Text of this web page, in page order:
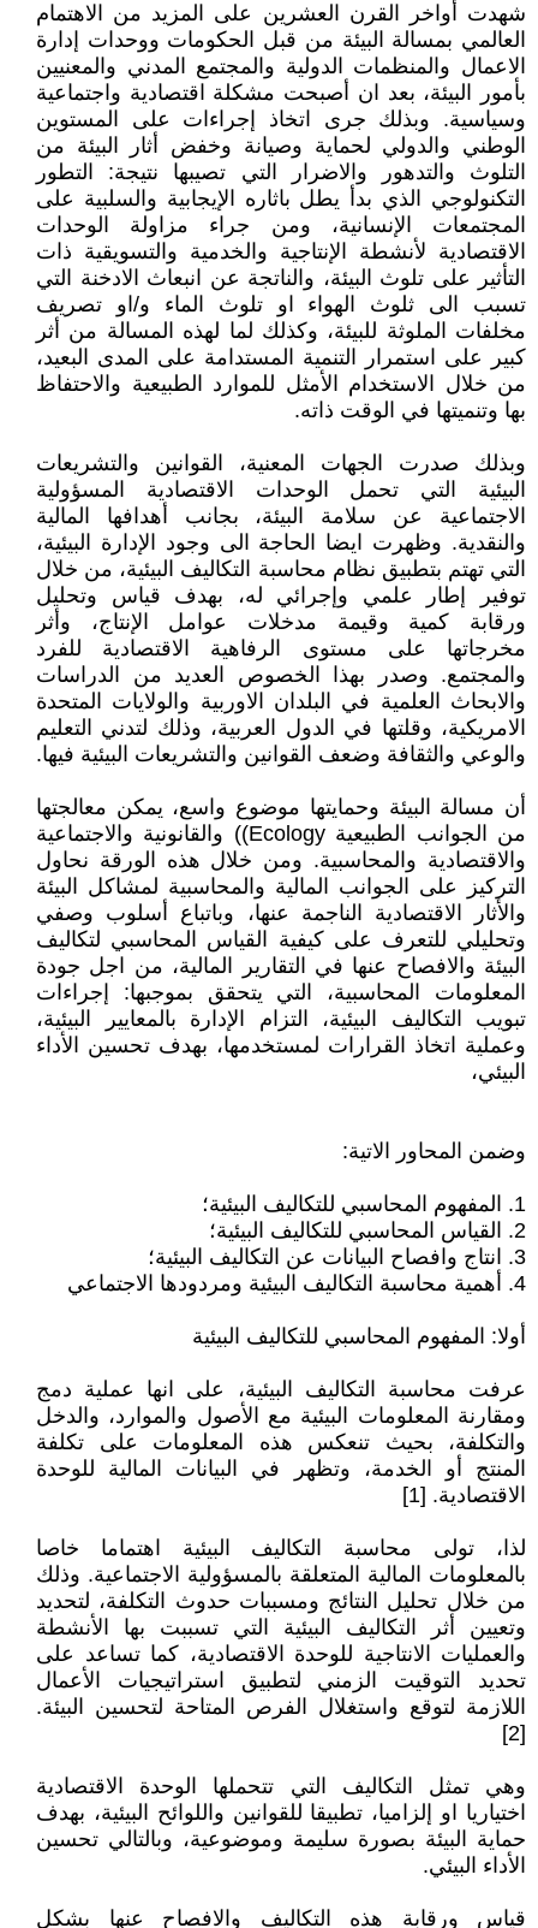
شهدت أواخر القرن العشرين على المزيد من الاهتمام
العالمي بمسالة البيئة من قبل الحكومات ووحدات إدارة
الاعمال والمنظمات الدولية والمجتمع المدني والمعنيين
بأمور البيئة، بعد ان أصبحت مشكلة اقتصادية واجتماعية
وسياسية. وبذلك جرى اتخاذ إجراءات على المستوين
الوطني والدولي لحماية وصيانة وخفض أثار البيئة من
التلوث والتدهور والاضرار التي تصيبها نتيجة: التطور
التكنولوجي الذي بدأ يطل باثاره الإيجابية والسلبية على
المجتمعات الإنسانية، ومن جراء مزاولة الوحدات
الاقتصادية لأنشطة الإنتاجية والخدمية والتسويقية ذات
التأثير على تلوث البيئة، والناتجة عن انبعاث الادخنة التي
تسبب الى ثلوث الهواء او تلوث الماء و/او تصريف
مخلفات الملوثة للبيئة، وكذلك لما لهذه المسالة من أثر
كبير على استمرار التنمية المستدامة على المدى البعيد،
من خلال الاستخدام الأمثل للموارد الطبيعية والاحتفاظ
بها وتنميتها في الوقت ذاته.
وبذلك صدرت الجهات المعنية، القوانين والتشريعات
البيئية التي تحمل الوحدات الاقتصادية المسؤولية
الاجتماعية عن سلامة البيئة، بجانب أهدافها المالية
والنقدية. وظهرت ايضا الحاجة الى وجود الإدارة البيئية،
التي تهتم بتطبيق نظام محاسبة التكاليف البيئية، من خلال
توفير إطار علمي وإجرائي له، بهدف قياس وتحليل
ورقابة كمية وقيمة مدخلات عوامل الإنتاج، وأثر
مخرجاتها على مستوى الرفاهية الاقتصادية للفرد
والمجتمع. وصدر بهذا الخصوص العديد من الدراسات
والابحاث العلمية في البلدان الاوربية والولايات المتحدة
الامريكية، وقلتها في الدول العربية، وذلك لتدني التعليم
والوعي والثقافة وضعف القوانين والتشريعات البيئية فيها.
أن مسالة البيئة وحمايتها موضوع واسع، يمكن معالجتها
من الجوانب الطبيعية Ecology)) والقانونية والاجتماعية
والاقتصادية والمحاسبية. ومن خلال هذه الورقة نحاول
التركيز على الجوانب المالية والمحاسبية لمشاكل البيئة
والأثار الاقتصادية الناجمة عنها، وباتباع أسلوب وصفي
وتحليلي للتعرف على كيفية القياس المحاسبي لتكاليف
البيئة والافصاح عنها في التقارير المالية، من اجل جودة
المعلومات المحاسبية، التي يتحقق بموجبها: إجراءات
تبويب التكاليف البيئية، التزام الإدارة بالمعايير البيئية،
وعملية اتخاذ القرارات لمستخدمها، بهدف تحسين الأداء
البيئي،
وضمن المحاور الاتية:
1. المفهوم المحاسبي للتكاليف البيئية؛
2. القياس المحاسبي للتكاليف البيئية؛
3. انتاج وافصاح البيانات عن التكاليف البيئية؛
4. أهمية محاسبة التكاليف البيئية ومردودها الاجتماعي
أولا: المفهوم المحاسبي للتكاليف البيئية
عرفت محاسبة التكاليف البيئية، على انها عملية دمج
ومقارنة المعلومات البيئية مع الأصول والموارد، والدخل
والتكلفة، بحيث تنعكس هذه المعلومات على تكلفة
المنتج أو الخدمة، وتظهر في البيانات المالية للوحدة
الاقتصادية. [1]
لذا، تولى محاسبة التكاليف البيئية اهتماما خاصا
بالمعلومات المالية المتعلقة بالمسؤولية الاجتماعية. وذلك
من خلال تحليل النتائج ومسببات حدوث التكلفة، لتحديد
وتعيين أثر التكاليف البيئية التي تسببت بها الأنشطة
والعمليات الانتاجية للوحدة الاقتصادية، كما تساعد على
تحديد التوقيت الزمني لتطبيق استراتيجيات الأعمال
اللازمة لتوقع واستغلال الفرص المتاحة لتحسين البيئة.
[2]
وهي تمثل التكاليف التي تتحملها الوحدة الاقتصادية
اختياريا او إلزاميا، تطبيقا للقوانين واللوائح البيئية، بهدف
حماية البيئة بصورة سليمة وموضوعية، وبالتالي تحسين
الأداء البيئي.
قياس ورقابة هذه التكاليف والافصاح عنها بشكل